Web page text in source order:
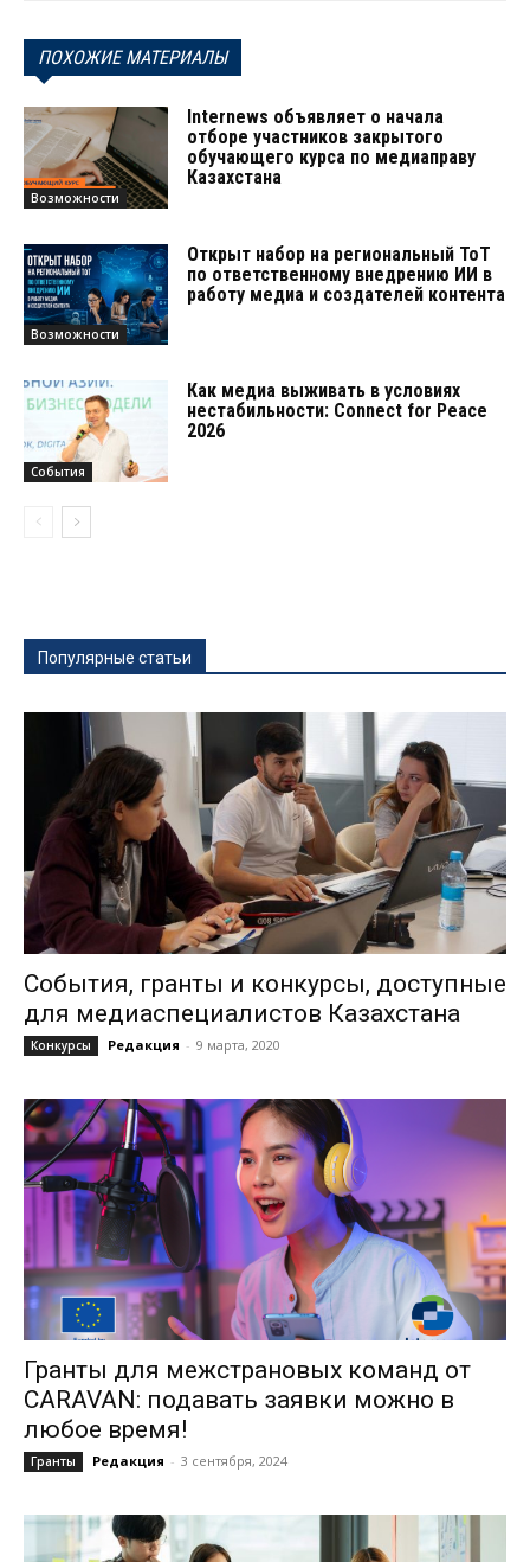
ПОХОЖИЕ МАТЕРИАЛЫ
Возможности
Internews объявляет о начала
отборе участников закрытого
обучающего курса по медиаправу
Казахстана
Возможности
Открыт набор на региональный ТоТ
по ответственному внедрению ИИ в
работу медиа и создателей контента
События
Как медиа выживать в условиях
нестабильности: Connect for Peace
2026
Популярные статьи
События, гранты и конкурсы, доступные
для медиаспециалистов Казахстана
Конкурсы Редакция - 9 марта, 2020
Гранты для межстрановых команд от
CARAVAN: подавать заявки можно в
любое время!
Гранты Редакция - 3 сентября, 2024